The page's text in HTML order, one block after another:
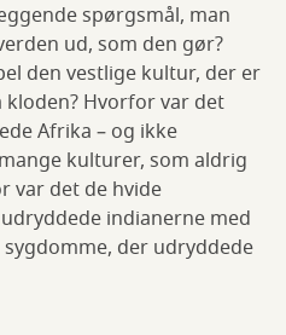
spørgsmål, man
ud, som den gør?
den vestlige kultur, der er
Hvorfor var det
Afrika – og ikke
kulturer, som aldrig
var det de hvide
indianerne med
der udryddede